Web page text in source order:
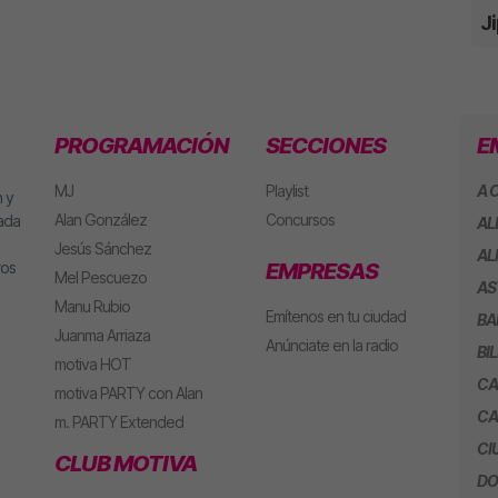
y
PROGRAMACIÓN
MJ
Alan González
Jesús Sánchez
Mel Pescuezo
Manu Rubio
Juanma Arriaza
motiva HOT
motiva PARTY con Alan
m. PARTY Extended
CLUB MOTIVA
SECCIONES
Playlist
Concursos
EMPRESAS
Emítenos en tu ciudad
Anúnciate en la radio
A